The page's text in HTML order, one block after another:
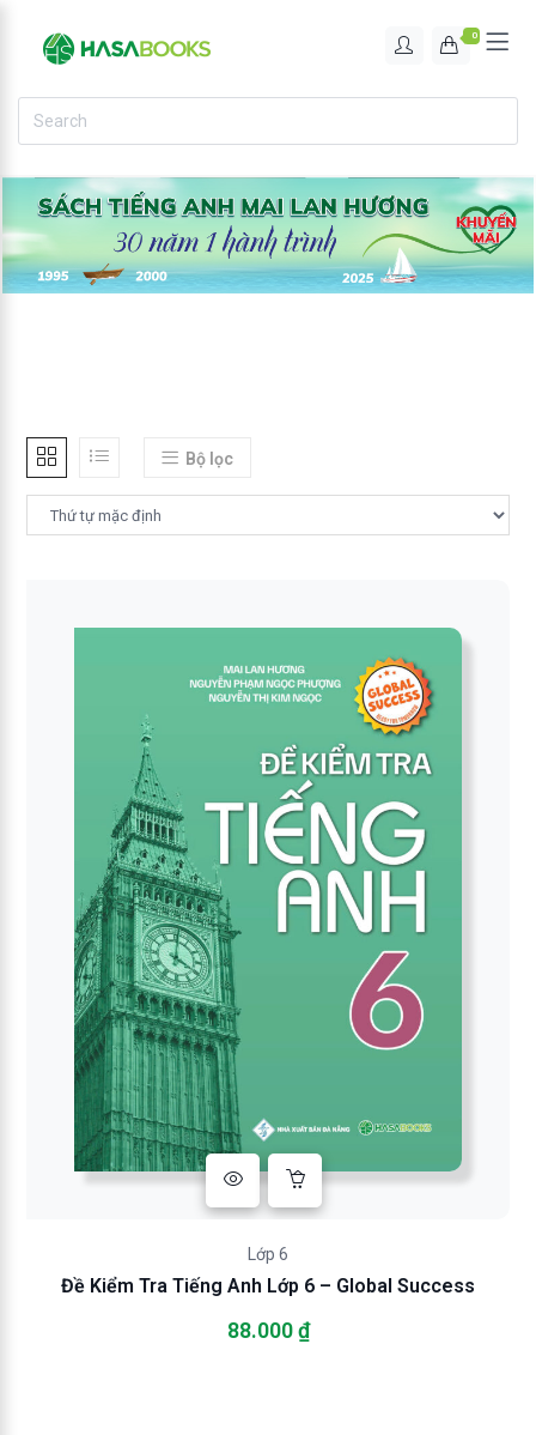
0
Bộ lọc
Lớp 6
Đề Kiểm Tra Tiếng Anh Lớp 6 – Global Success
88.000₫